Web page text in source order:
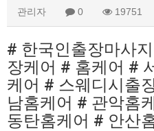
관리자 0 19751
# 한국인출장마사
장케어 # 홈케어 #
케어 # 스웨디시출
남홈케어 # 관악홈
동탄홈케어 # 안산